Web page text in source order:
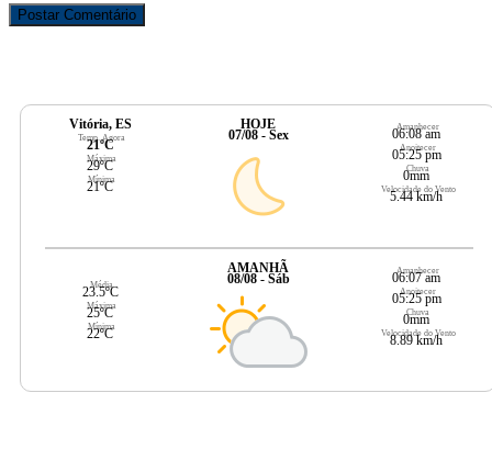
Vitória, ES
Temp. Agora
21ºC
Máxima
29ºC
Mínima
21ºC
HOJE
07/08 - Sex
Amanhecer
06:08 am
Anoitecer
05:25 pm
Chuva
0mm
Velocidade do Vento
5.44 km/h
Média
23.5ºC
Máxima
25ºC
Mínima
22ºC
AMANHÃ
08/08 - Sáb
Amanhecer
06:07 am
Anoitecer
05:25 pm
Chuva
0mm
Velocidade do Vento
8.89 km/h